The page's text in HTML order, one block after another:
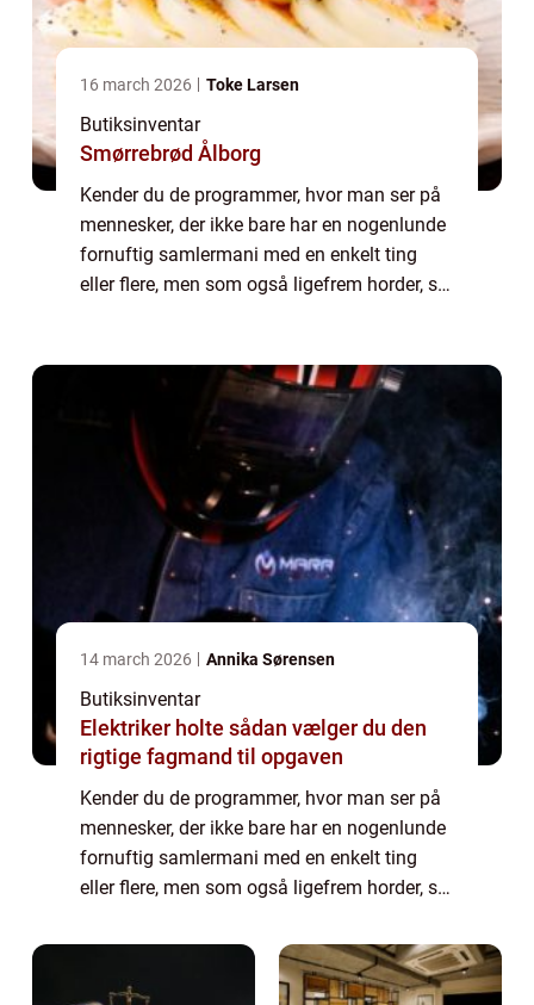
16 march 2026 Toke Larsen
Butiksinventar
Smørrebrød Ålborg
Kender du de programmer, hvor man ser på
mennesker, der ikke bare har en nogenlunde
fornuftig samlermani med en enkelt ting
eller flere, men som også ligefrem horder, så
14 march 2026 Annika Sørensen
Butiksinventar
Elektriker holte sådan vælger du den
rigtige fagmand til opgaven
Kender du de programmer, hvor man ser på
mennesker, der ikke bare har en nogenlunde
fornuftig samlermani med en enkelt ting
eller flere, men som også ligefrem horder, så
mindste a...